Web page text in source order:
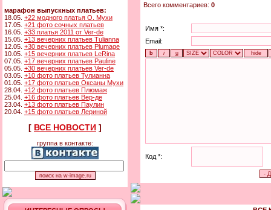
марафон выпускных платьев:
18.05. +22 модного платья О. Мухи
17.05. +21 фото сочных платьев
16.05. +33 платья 2011 от Ver-de
15.05. +13 вечерних платьев Tulianna
12.05. +30 вечерних платьев Plumage
10.05. +15 вечерних платьев LeRina
07.05. +17 вечерних платьев Pauline
05.05. +30 вечерних платьев Ver-de
03.05. +10 фото платьев Тулианна
01.05. +17 фото платьев Оксаны Мухи
28.04. +12 фото платьев Плюмаж
25.04. +16 фото платьев Вер-де
23.04. +13 фото платьев Паулин
20.04. +15 фото платьев Лериной
[ ВСЕ НОВОСТИ ]
группа в контакте:
Всего комментариев: 0
Имя *:
Email:
Код *: